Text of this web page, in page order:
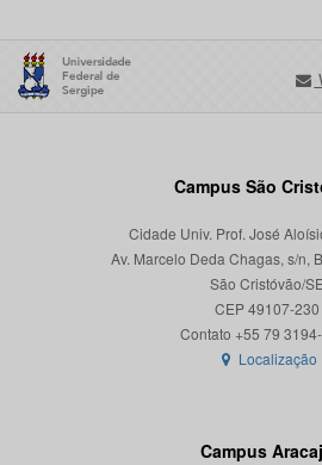
Campus São
Cidade Univ. Prof. José
Av. Marcelo Deda Chagas, s/n,
São Cristóvão/SE
CEP 49107-230
Localização
Campus